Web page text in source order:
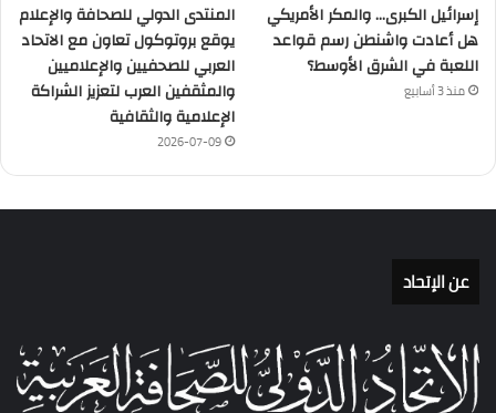
إسرائيل الكبرى… والمكر الأمريكي
هل أعادت واشنطن رسم قواعد
اللعبة في الشرق الأوسط؟
منذ 3 أسابيع
المنتدى الدولي للصحافة والإعلام
يوقع بروتوكول تعاون مع الاتحاد
العربي للصحفيين والإعلاميين
والمثقفين العرب لتعزيز الشراكة
الإعلامية والثقافية
2026-07-09
عن الإتحاد